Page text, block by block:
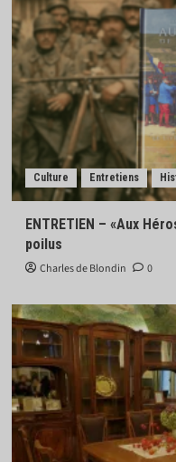
Culture Entretiens
ENTRETIEN – «Aux
poilus
Charles de Blondin 0